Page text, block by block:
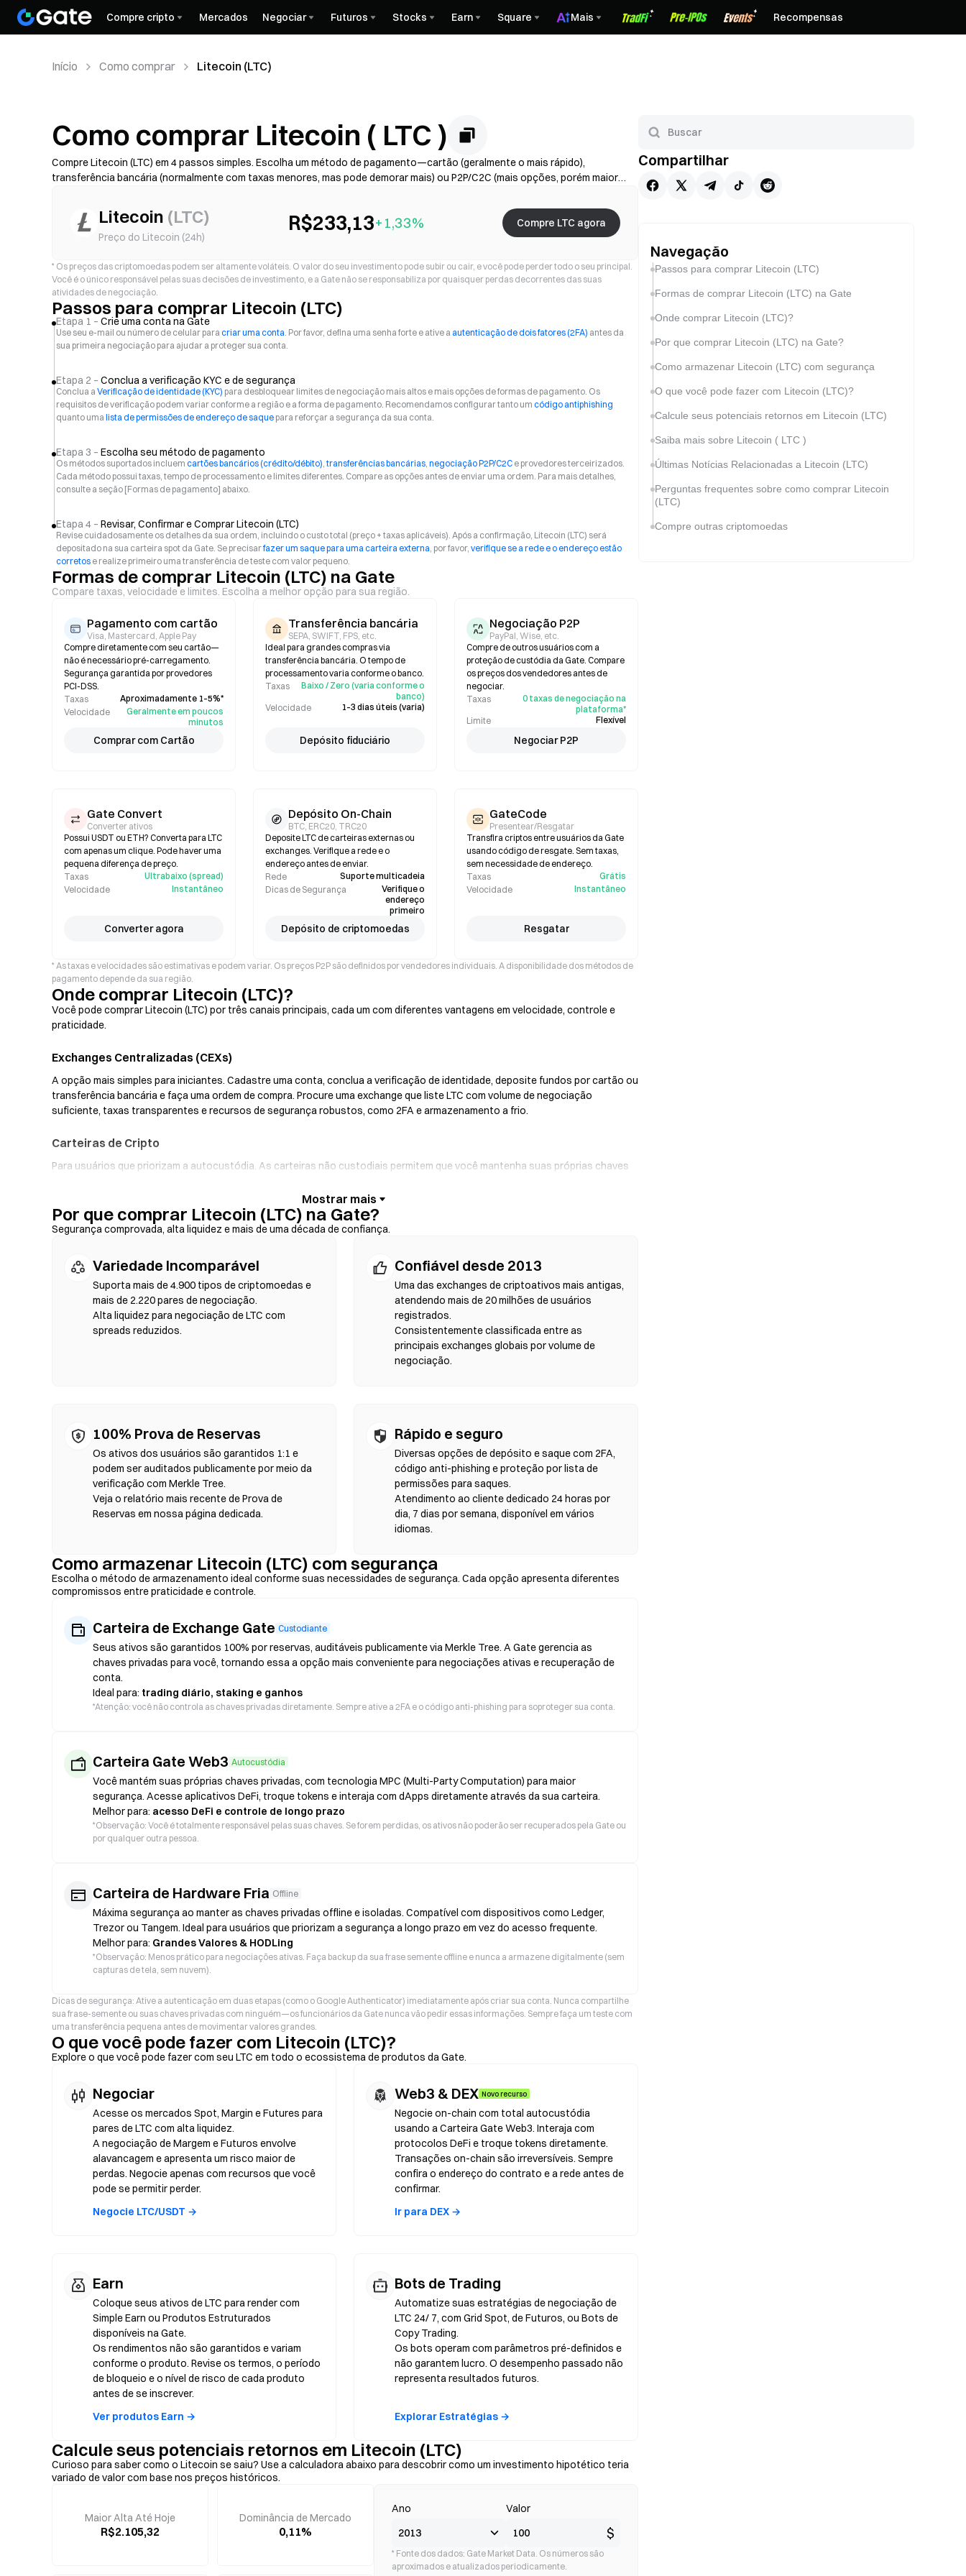
Compre cripto Mercados Negociar Futuros Stocks Earn Square Mais Recompensas
Início Como comprar Litecoin (LTC)
Como comprar Litecoin ( LTC )
Compre Litecoin (LTC) em 4 passos simples. Escolha um método de pagamento—cartão (geralmente o mais rápido),
transferência bancária (normalmente com taxas menores, mas pode demorar mais) ou P2P/C2C (mais opções, porém maior
com 2FA. Disponibilidade, limites, taxas e tempo de processamento variam conforme a região e o provedor.
Litecoin (LTC)
Preço do Litecoin (24h)
R$233,13+1,33% Compre LTC agora
* Os preços das criptomoedas podem ser altamente voláteis. O valor do seu investimento pode subir ou cair, e você pode perder todo o seu principal.
Você é o único responsável pelas suas decisões de investimento, e a Gate não se responsabiliza por quaisquer perdas decorrentes das suas
atividades de negociação.
Passos para comprar Litecoin (LTC)
Etapa 1 – Crie uma conta na Gate
Use seu e-mail ou número de celular para criar uma conta. Por favor, defina uma senha forte e ative a autenticação de dois fatores (2FA) antes da
sua primeira negociação para ajudar a proteger sua conta.
Etapa 2 – Conclua a verificação KYC e de segurança
Conclua a Verificação de identidade (KYC) para desbloquear limites de negociação mais altos e mais opções de formas de pagamento. Os
requisitos de verificação podem variar conforme a região e a forma de pagamento. Recomendamos configurar tanto um código antiphishing
quanto uma lista de permissões de endereço de saque para reforçar a segurança da sua conta.
Etapa 3 – Escolha seu método de pagamento
Os métodos suportados incluem cartões bancários (crédito/débito), transferências bancárias, negociação P2P/C2C e provedores terceirizados.
Cada método possui taxas, tempo de processamento e limites diferentes. Compare as opções antes de enviar uma ordem. Para mais detalhes,
consulte a seção [Formas de pagamento] abaixo.
Etapa 4 – Revisar, Confirmar e Comprar Litecoin (LTC)
Revise cuidadosamente os detalhes da sua ordem, incluindo o custo total (preço + taxas aplicáveis). Após a confirmação, Litecoin (LTC) será
depositado na sua carteira spot da Gate. Se precisarfazer um saque para uma carteira externa, por favor, verifique se a rede e o endereço estão
corretos e realize primeiro uma transferência de teste com valor pequeno.
Formas de comprar Litecoin (LTC) na Gate
Compare taxas, velocidade e limites. Escolha a melhor opção para sua região.
Pagamento com cartão
Visa, Mastercard, Apple Pay
Compre diretamente com seu cartão—
não é necessário pré-carregamento.
Segurança garantida por provedores
PCI-DSS.
Taxas
Aproximadamente 1–5%*
Velocidade
Geralmente em poucos
minutos
Comprar com Cartão
Transferência bancária
SEPA, SWIFT, FPS, etc.
Ideal para grandes compras via
transferência bancária. O tempo de
processamento varia conforme o banco.
Taxas
Baixo / Zero (varia conforme o
banco)
Velocidade
1–3 dias úteis (varia)
Depósito fiduciário
Negociação P2P
PayPal, Wise, etc.
Compre de outros usuários com a
proteção de custódia da Gate. Compare
os preços dos vendedores antes de
negociar.
Taxas
0 taxas de negociação na
plataforma*
Limite
Flexível
Negociar P2P
Gate Convert
Converter ativos
Possui USDT ou ETH? Converta para LTC
com apenas um clique. Pode haver uma
pequena diferença de preço.
Taxas
Ultrabaixo (spread)
Velocidade
Instantâneo
Converter agora
Depósito On-Chain
BTC, ERC20, TRC20
Deposite LTC de carteiras externas ou
exchanges. Verifique a rede e o
endereço antes de enviar.
Rede
Suporte multicadeia
Dicas de Segurança
Verifique o
endereço
primeiro
Depósito de criptomoedas
GateCode
Presentear/Resgatar
Transfira criptos entre usuários da Gate
usando código de resgate. Sem taxas,
sem necessidade de endereço.
Taxas
Grátis
Velocidade
Instantâneo
Resgatar
* As taxas e velocidades são estimativas e podem variar. Os preços P2P são definidos por vendedores individuais. A disponibilidade dos métodos de
pagamento depende da sua região.
Onde comprar Litecoin (LTC)?
Você pode comprar Litecoin (LTC) por três canais principais, cada um com diferentes vantagens em velocidade, controle e
praticidade.
Exchanges Centralizadas (CEXs)
A opção mais simples para iniciantes. Cadastre uma conta, conclua a verificação de identidade, deposite fundos por cartão ou
transferência bancária e faça uma ordem de compra. Procure uma exchange que liste LTC com volume de negociação
suficiente, taxas transparentes e recursos de segurança robustos, como 2FA e armazenamento a frio.
Carteiras de Cripto
Para usuários que priorizam a autocustódia. As carteiras não custodiais permitem que você mantenha suas próprias chaves
rampas fiat, possibilitando a compra de LTC com cartão de crédito sem precisar passar por uma exchange. Sempre faça
backup da sua frase-semente e verifique os endereços dos contratos antes de confirmar qualquer transação.
Negocie peer-to-peer sem intermediários. As DEXs utilizam contratos inteligentes para realizar trocas diretamente na
blockchain—não é necessário registro ou verificação de identidade. Conecte uma carteira compatível, escolha o par de
tokens, defina a tolerância de slippage e confirme a troca. Lembre-se de que taxas de gás serão aplicadas e os preços podem
variar em relação aos mercados centralizados devido à profundidade de liquidez. A maior parte da atividade nas DEXs
acontece em blockchains compatíveis com EVM, como Ethereum, BNB Chain e Polygon.
Por que comprar Litecoin (LTC) na Gate?
Segurança comprovada, alta liquidez e mais de uma década de confiança.
Variedade Incomparável
Suporta mais de 4.900 tipos de criptomoedas e
mais de 2.220 pares de negociação.
Alta liquidez para negociação de LTC com
spreads reduzidos.
Confiável desde 2013
Uma das exchanges de criptoativos mais antigas,
atendendo mais de 20 milhões de usuários
registrados.
Consistentemente classificada entre as
principais exchanges globais por volume de
negociação.
100% Prova de Reservas
Os ativos dos usuários são garantidos 1:1 e
podem ser auditados publicamente por meio da
verificação com Merkle Tree.
Veja o relatório mais recente de Prova de
Reservas em nossa página dedicada.
Rápido e seguro
Diversas opções de depósito e saque com 2FA,
código anti-phishing e proteção por lista de
permissões para saques.
Atendimento ao cliente dedicado 24 horas por
dia, 7 dias por semana, disponível em vários
idiomas.
Como armazenar Litecoin (LTC) com segurança
Escolha o método de armazenamento ideal conforme suas necessidades de segurança. Cada opção apresenta diferentes
compromissos entre praticidade e controle.
Carteira de Exchange Gate Custodiante
Seus ativos são garantidos 100% por reservas, auditáveis publicamente via Merkle Tree. A Gate gerencia as
chaves privadas para você, tornando essa a opção mais conveniente para negociações ativas e recuperação de
conta.
Ideal para: trading diário, staking e ganhos
*Atenção: você não controla as chaves privadas diretamente. Sempre ative a 2FA e o código anti-phishing para soproteger sua conta.
Carteira Gate Web3 Autocustódia
Você mantém suas próprias chaves privadas, com tecnologia MPC (Multi-Party Computation) para maior
segurança. Acesse aplicativos DeFi, troque tokens e interaja com dApps diretamente através da sua carteira.
Melhor para: acesso DeFi e controle de longo prazo
*Observação: Você é totalmente responsável pelas suas chaves. Se forem perdidas, os ativos não poderão ser recuperados pela Gate ou
por qualquer outra pessoa.
Carteira de Hardware Fria Offline
Máxima segurança ao manter as chaves privadas offline e isoladas. Compatível com dispositivos como Ledger,
Trezor ou Tangem. Ideal para usuários que priorizam a segurança a longo prazo em vez do acesso frequente.
Melhor para: Grandes Valores & HODLing
*Observação: Menos prático para negociações ativas. Faça backup da sua frase semente offline e nunca a armazene digitalmente (sem
capturas de tela, sem nuvem).
Dicas de segurança: Ative a autenticação em duas etapas (como o Google Authenticator) imediatamente após criar sua conta. Nunca compartilhe
sua frase-semente ou suas chaves privadas com ninguém—os funcionários da Gate nunca vão pedir essas informações. Sempre faça um teste com
uma transferência pequena antes de movimentar valores grandes.
O que você pode fazer com Litecoin (LTC)?
Explore o que você pode fazer com seu LTC em todo o ecossistema de produtos da Gate.
Negociar
Acesse os mercados Spot, Margin e Futures para
pares de LTC com alta liquidez.
A negociação de Margem e Futuros envolve
alavancagem e apresenta um risco maior de
perdas. Negocie apenas com recursos que você
pode se permitir perder.
Negocie LTC/USDT →
Web3 & DEX Novo recurso
Negocie on-chain com total autocustódia
usando a Carteira Gate Web3. Interaja com
protocolos DeFi e troque tokens diretamente.
Transações on-chain são irreversíveis. Sempre
confira o endereço do contrato e a rede antes de
confirmar.
Ir para DEX →
Earn
Coloque seus ativos de LTC para render com
Simple Earn ou Produtos Estruturados
disponíveis na Gate.
Os rendimentos não são garantidos e variam
conforme o produto. Revise os termos, o período
de bloqueio e o nível de risco de cada produto
antes de se inscrever.
Ver produtos Earn →
Bots de Trading
Automatize suas estratégias de negociação de
LTC 24/ 7, com Grid Spot, de Futuros, ou Bots de
Copy Trading.
Os bots operam com parâmetros pré-definidos e
não garantem lucro. O desempenho passado não
representa resultados futuros.
Explorar Estratégias →
Calcule seus potenciais retornos em Litecoin (LTC)
Curioso para saber como o Litecoin se saiu? Use a calculadora abaixo para descobrir como um investimento hipotético teria
variado de valor com base nos preços históricos.
Maior Alta Até Hoje
R$2.105,32
Dominância de Mercado
0,11%
Ano Valor
$
* Fonte dos dados: Gate Market Data. Os números são
aproximados e atualizados periodicamente.
Compartilhar
Navegação
Passos para comprar Litecoin (LTC)
Formas de comprar Litecoin (LTC) na Gate
Onde comprar Litecoin (LTC)?
Por que comprar Litecoin (LTC) na Gate?
Como armazenar Litecoin (LTC) com segurança
O que você pode fazer com Litecoin (LTC)?
Calcule seus potenciais retornos em Litecoin (LTC)
Saiba mais sobre Litecoin ( LTC )
Últimas Notícias Relacionadas a Litecoin (LTC)
Perguntas frequentes sobre como comprar Litecoin
(LTC)
Compre outras criptomoedas